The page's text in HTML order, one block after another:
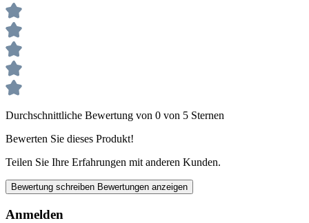
Durchschnittliche Bewertung von 0 von 5 Sternen
Bewerten Sie dieses Produkt!
Teilen Sie Ihre Erfahrungen mit anderen Kunden.
Bewertung schreiben Bewertungen anzeigen
Anmelden